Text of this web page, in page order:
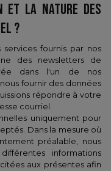
ET LA NATURE DES
?
fournis par nos
des newsletters de
dans l'un de nos
fournir des données
répondre à votre
courriel.
uniquement pour
Dans la mesure où
préalable, nous
informations
aux présentes afin